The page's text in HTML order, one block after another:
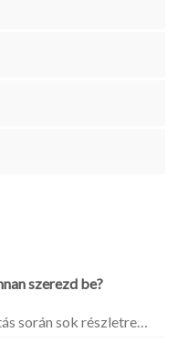
szerezd be?
során sok részletre…